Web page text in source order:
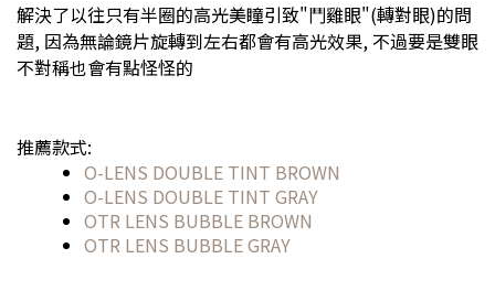
解決了以往只有半圈的高光美瞳引致"鬥雞眼"(轉對眼)的問
題, 因為無論鏡片旋轉到左右都會有高光效果, 不過要是雙眼
不對稱也會有點怪怪的
推薦款式:
O-LENS DOUBLE TINT BROWN
O-LENS DOUBLE TINT GRAY
OTR LENS BUBBLE BROWN
OTR LENS BUBBLE GRAY